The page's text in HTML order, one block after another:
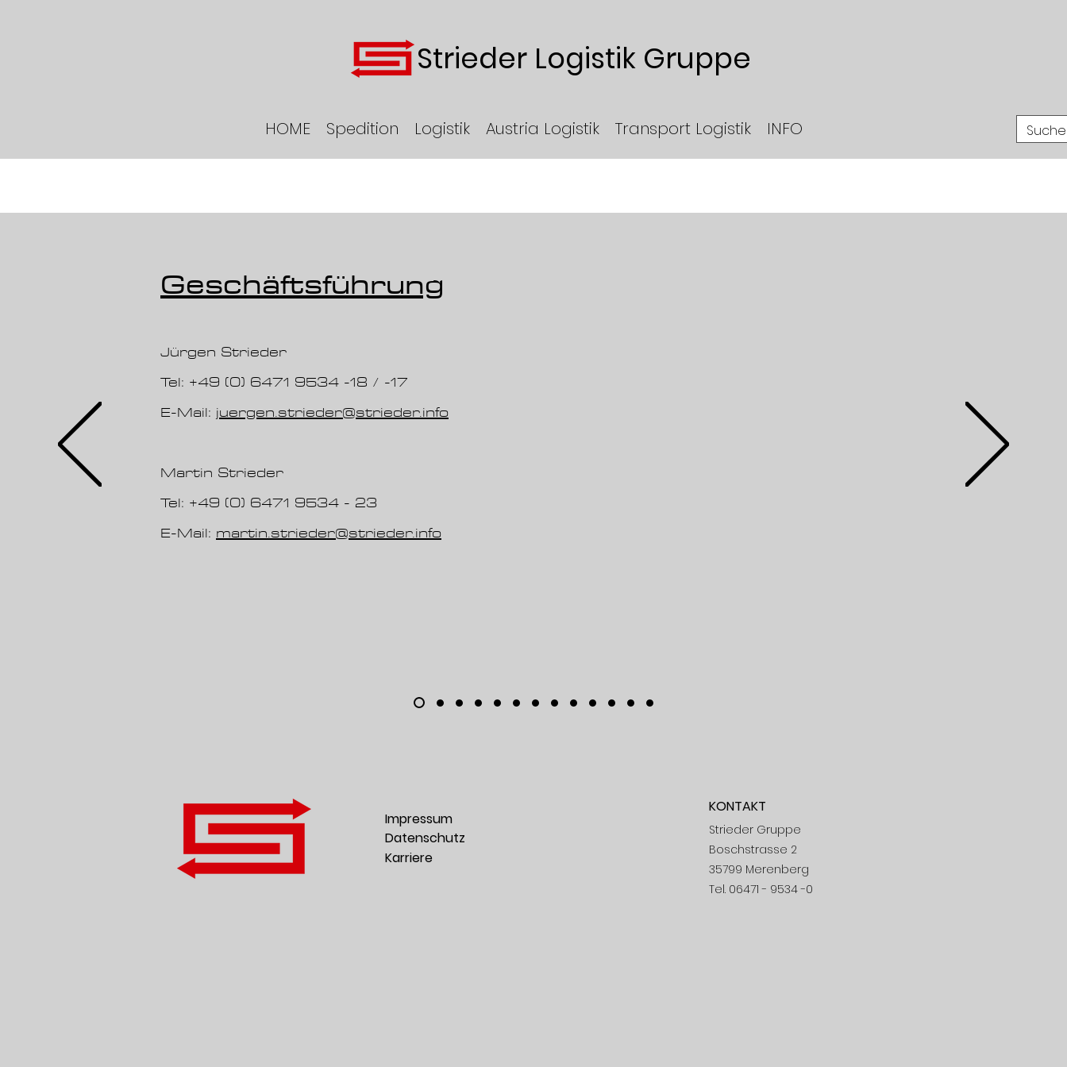
Strieder Logistik Gruppe
HOME Spedition Logistik Austria Logistik Transport Logistik INFO
Geschäftsführung
Jürgen Strieder
Tel: +49 (0) 6471 9534 -18 / -17
E-Mail:juergen.strieder@strieder.info
Martin Strieder
Tel: +49 (0) 6471 9534 - 23
E-Mail: martin.strieder@strieder.info
Impressum
Datenschutz
Karriere
KONTAKT
Strieder Gruppe
Boschstrasse 2
35799 Merenberg
Tel. 06471 - 9534 -0